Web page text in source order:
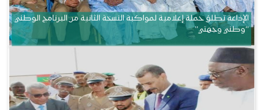
الإذاعة تطلق حملة إعلامية لمواكبة النسخة الثانية من البرنامج الوطني
“وطني وجهتي”